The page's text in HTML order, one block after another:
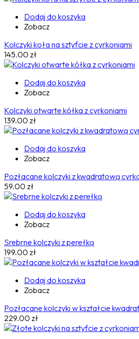
Dodaj do koszyka
Zobacz
Kolczyki koła na sztyfcie z cyrkoniami
145.00 zł
Dodaj do koszyka
Zobacz
Kolczyki otwarte kółka z cyrkoniami
139.00 zł
Dodaj do koszyka
Zobacz
Pozłacane kolczyki z kwadratową
59.00 zł
Dodaj do koszyka
Zobacz
Srebrne kolczyki z perełką
199.00 zł
Dodaj do koszyka
Zobacz
Pozłacane kolczyki w kształcie
229.00 zł